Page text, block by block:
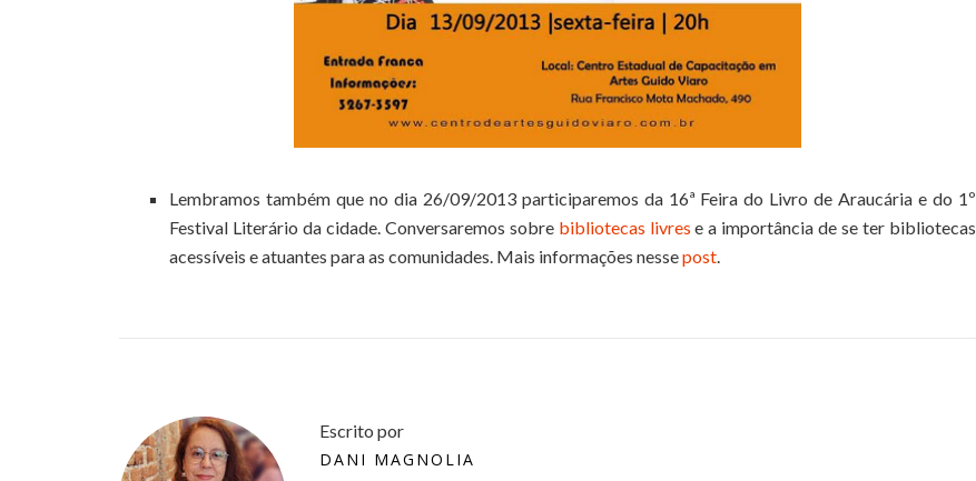
Lembramos também que no dia 26/09/2013 participaremos da 16ª Feira do Livro de Araucária e do 1º
Festival Literário da cidade. Conversaremos sobre bibliotecas livres e a importância de se ter bibliotecas
acessíveis e atuantes para as comunidades. Mais informações nessepost
Escrito por
DANI MAGNOLIA